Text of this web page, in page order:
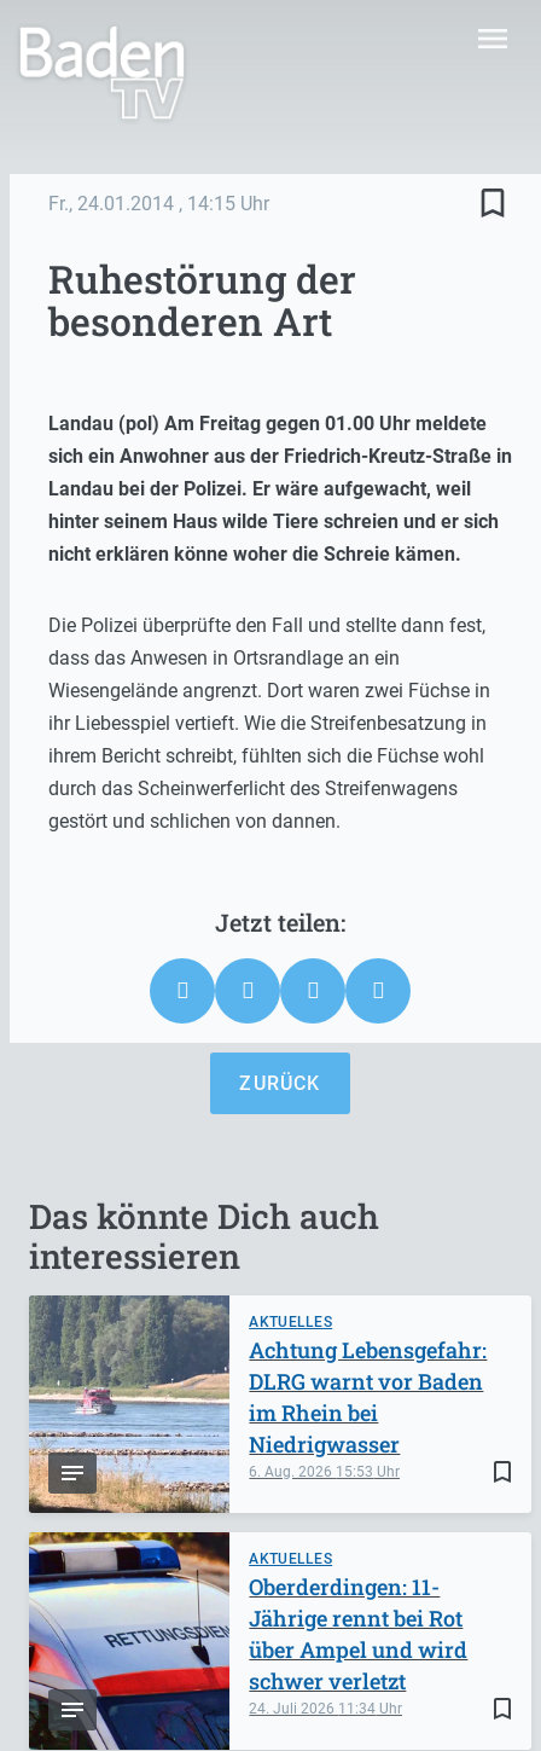
menu
Fr., 24.01.2014 , 14:15 Uhr bookmark_border
Ruhestörung der
besonderen Art
Landau (pol) Am Freitag gegen 01.00 Uhr meldete
sich ein Anwohner aus der Friedrich-Kreutz-Straße in
Landau bei der Polizei. Er wäre aufgewacht, weil
hinter seinem Haus wilde Tiere schreien und er sich
nicht erklären könne woher die Schreie kämen.
Die Polizei überprüfte den Fall und stellte dann fest,
dass das Anwesen in Ortsrandlage an ein
Wiesengelände angrenzt. Dort waren zwei Füchse in
ihr Liebesspiel vertieft. Wie die Streifenbesatzung in
ihrem Bericht schreibt, fühlten sich die Füchse wohl
durch das Scheinwerferlicht des Streifenwagens
gestört und schlichen von dannen.
ZURÜCK
Das könnte Dich auch
interessieren
AKTUELLES
bookmark_border
6. Aug. 2026 15:53
Achtung Lebensgefahr:
DLRG warnt vor Baden
im Rhein bei
Niedrigwasser
AKTUELLES
bookmark_border
24. Juli 2026 11:34
Oberderdingen: 11-
Jährige rennt bei Rot
über Ampel und wird
schwer verletzt